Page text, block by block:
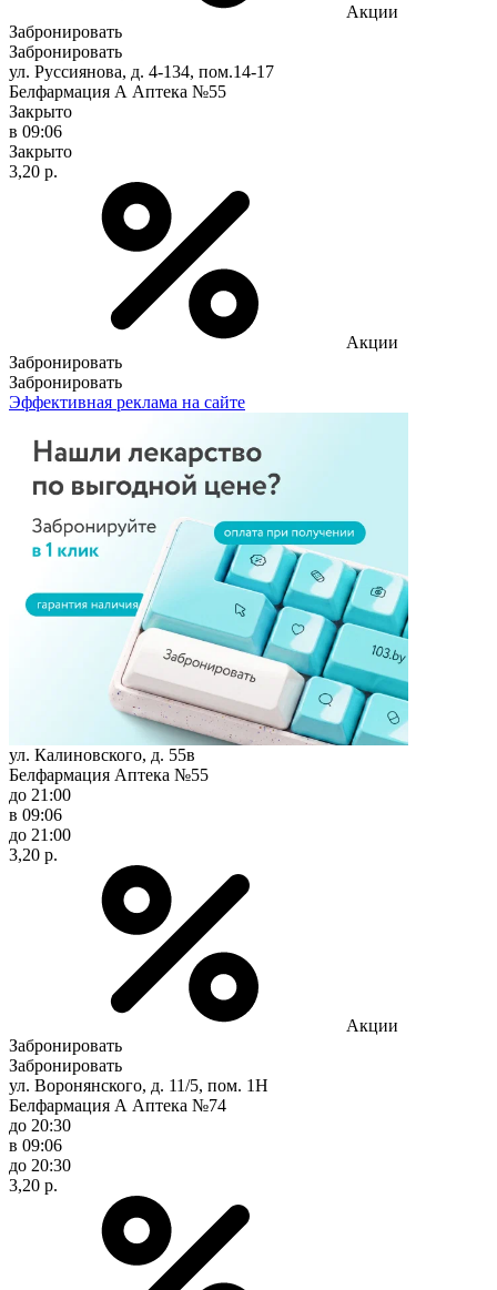
Акции
Забронировать
Забронировать
ул. Руссиянова, д. 4-134, пом.14-17
Белфармация А Аптека №55
Закрыто
в 09:06
Закрыто
3,20 р.
Акции
Забронировать
Забронировать
Эффективная реклама на сайте
ул. Калиновского, д. 55в
Белфармация Аптека №55
до 21:00
в 09:06
до 21:00
3,20 р.
Акции
Забронировать
Забронировать
ул. Воронянского, д. 11/5, пом. 1Н
Белфармация А Аптека №74
до 20:30
в 09:06
до 20:30
3,20 р.